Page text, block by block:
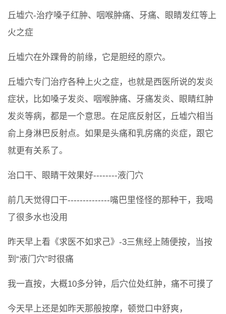
丘墟穴-治疗嗓子红肿、咽喉肿痛、牙痛、眼睛发红等上
火之症
丘墟穴在外踝骨的前缘，它是胆经的原穴。
丘墟穴专门治疗各种上火之症，也就是西医所说的发炎
症状，比如嗓子发炎、咽喉肿痛、牙痛发炎、眼睛红肿
发炎等病，都是一个意思。在足底反射区，丘墟穴相当
俞上身淋巴反射点。如果是头痛和乳房痛的炎症，跟它
就更有关系了。
治口干、眼睛干效果好--------液门穴
前几天觉得口干--------------嘴巴里怪怪的那种干，我喝
了很多水也没用
昨天早上看《求医不如求己》-3三焦经上随便按，当按
到“液门穴”时很痛
我一直按，大概10多分钟，后穴位处红肿，痛不可摸了
今天早上还是如昨天那般按摩，顿觉口中舒爽，